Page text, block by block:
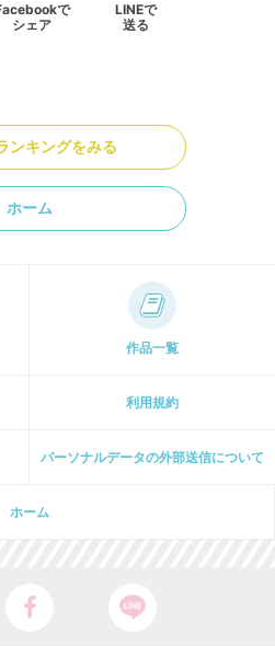
で
シェア
LINEで
送る
ンキングをみる
ホーム
作品一覧
利用規約
パーソナルデータの外部送信について
ホーム